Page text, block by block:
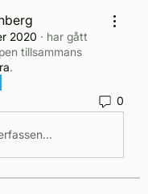
2020 · har gått
tillsammans
.
0